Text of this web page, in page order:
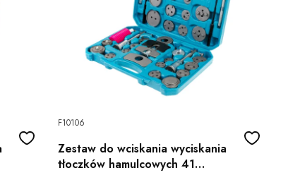
F10106
Zestaw do wciskania wyciskania
tłoczków hamulcowych 41